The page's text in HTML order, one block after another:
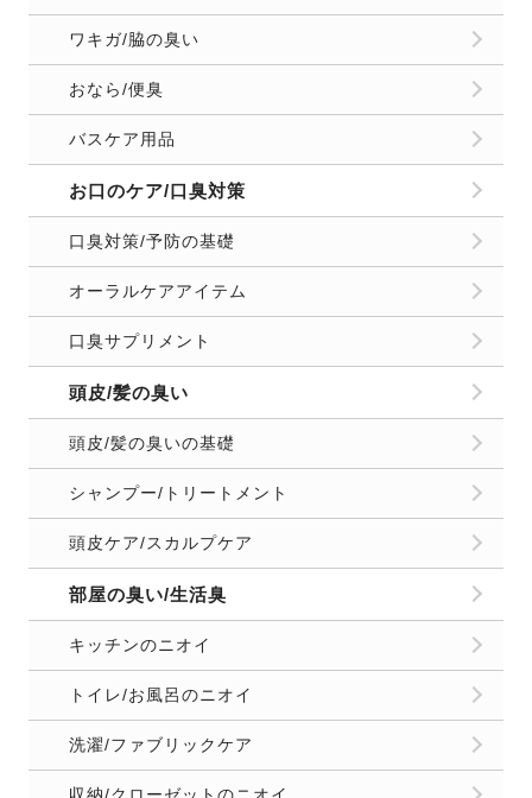
ワキガ/脇の臭い
おなら/便臭
バスケア用品
お口のケア/口臭対策
口臭対策/予防の基礎
オーラルケアアイテム
口臭サプリメント
頭皮/髪の臭い
頭皮/髪の臭いの基礎
シャンプー/トリートメント
頭皮ケア/スカルプケア
部屋の臭い/生活臭
キッチンのニオイ
トイレ/お風呂のニオイ
洗濯/ファブリックケア